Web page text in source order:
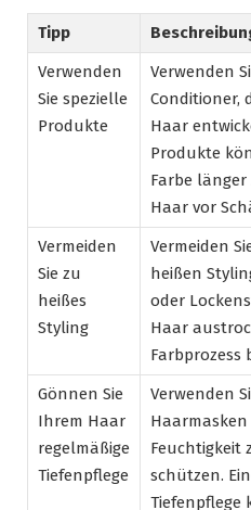
Tipp
Verwenden
Sie spezielle
Produkte
Verwenden
Conditioner,
Haar
Produkte
Farbe
Haar vor
Vermeiden
Sie zu
heißes
Styling
Vermeiden
heißen
oder
Haar
Farbprozess
Gönnen Sie
Ihrem Haar
regelmäßige
Tiefenpflege
Verwenden
Feuchtigkeit
schützen.
Tiefenpflege